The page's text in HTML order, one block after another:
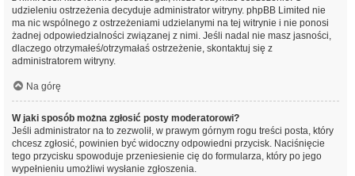
udzieleniu ostrzeżenia decyduje administrator witryny. phpBB Limited nie
ma nic wspólnego z ostrzeżeniami udzielanymi na tej witrynie i nie ponosi
żadnej odpowiedzialności związanej z nimi. Jeśli nadal nie masz jasności,
dlaczego otrzymałeś/otrzymałaś ostrzeżenie, skontaktuj się z
administratorem witryny.
Na górę
W jaki sposób można zgłosić posty moderatorowi?
Jeśli administrator na to zezwolił, w prawym górnym rogu treści posta, który
chcesz zgłosić, powinien być widoczny odpowiedni przycisk. Naciśnięcie
tego przycisku spowoduje przeniesienie cię do formularza, który po jego
wypełnieniu umożliwi wysłanie zgłoszenia.